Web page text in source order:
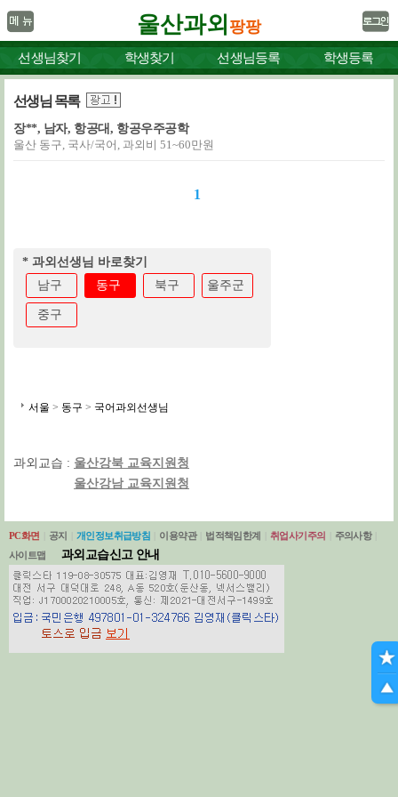
울산과외 팡팡
선생님찾기 학생찾기 선생님등록 학생등록
선생님 목록
장**, 남자, 항공대, 항공우주공학
울산 동구, 국사/국어, 과외비 51~60만원
1
* 과외선생님 바로찾기
남구
동구 북구 울주군
중구
서울 > 동구 > 국어과외선생님
과외교습 : 울산강북 교육지원청
울산강남 교육지원청
PC화면 공지 개인정보취급방침 이용약관 법적책임한계 취업사기주의 주의사항
사이트맵
과외교습신고 안내